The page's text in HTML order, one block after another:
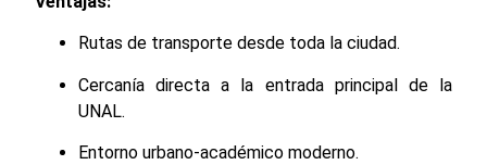
Rutas de transporte desde toda la ciudad.
Cercanía directa a la entrada principal de la
UNAL.
Entorno urbano-académico moderno.